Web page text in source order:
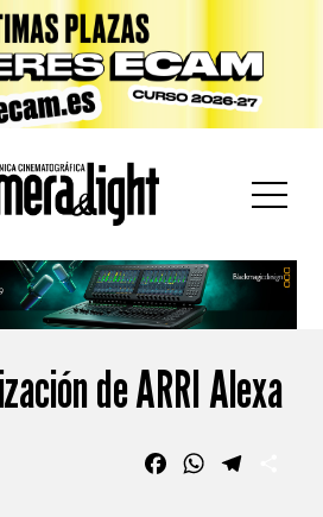
de ARRI Alexa
FacebookWhatsApp